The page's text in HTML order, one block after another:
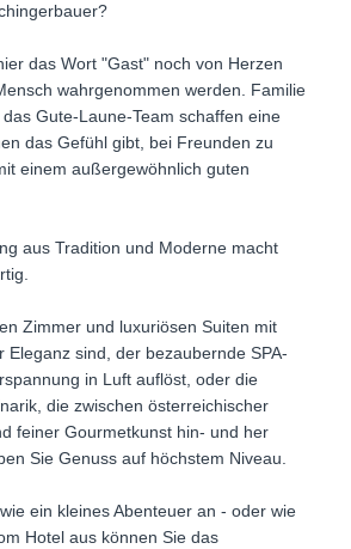
das Wort "Gast" noch von Herzen
wahrgenommen werden. Familie
Gute-Laune-Team schaffen eine
das Gefühl gibt, bei Freunden zu
einem außergewöhnlich guten
aus Tradition und Moderne macht
Zimmer und luxuriösen Suiten mit
Eleganz sind, der bezaubernde SPA-
in Luft auflöst, oder die
die zwischen österreichischer
feiner Gourmetkunst hin- und her
Sie Genuss auf höchstem Niveau.
ein kleines Abenteuer an - oder wie
Hotel aus können Sie das